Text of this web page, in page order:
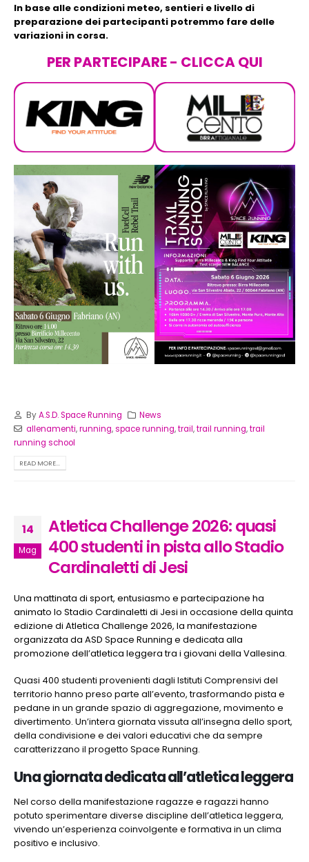
In base alle condizioni meteo, sentieri e livello di
preparazione dei partecipanti potremmo fare delle
variazioni in corsa.
PER PARTECIPARE - CLICCA QUI
ByA.S.D. Space Running
News
allenamenti,running,space running,trail,trail running,trail
running school
READ MORE...
14
Mag
Atletica Challenge 2026: quasi
400 studenti in pista allo Stadio
Cardinaletti di Jesi
Una mattinata di sport, entusiasmo e partecipazione ha
animato lo Stadio Cardinaletti di Jesi in occasione della quinta
edizione di Atletica Challenge 2026, la manifestazione
organizzata da ASD Space Running e dedicata alla
promozione dell’atletica leggera tra i giovani della Vallesina.
Quasi 400 studenti provenienti dagli Istituti Comprensivi del
territorio hanno preso parte all’evento, trasformando pista e
pedane in un grande spazio di aggregazione, movimento e
divertimento. Un’intera giornata vissuta all’insegna dello sport,
della condivisione e dei valori educativi che da sempre
caratterizzano il progetto Space Running.
Una giornata dedicata all’atletica leggera
Nel corso della manifestazione ragazze e ragazzi hanno
potuto sperimentare diverse discipline dell’atletica leggera,
vivendo un’esperienza coinvolgente e formativa in un clima
positivo e inclusivo.